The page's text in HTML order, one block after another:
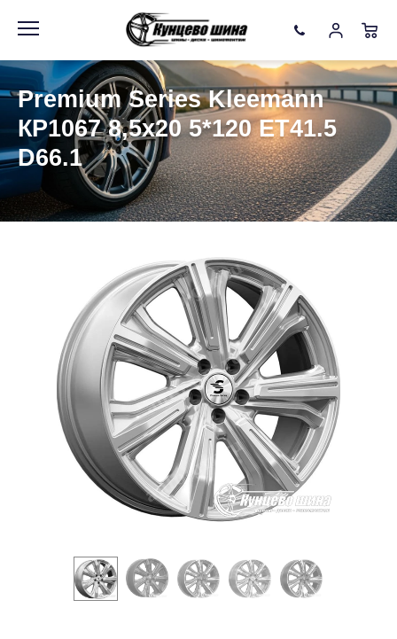
Premium Series Kleemann
КР1067 8,5x20 5*120 ET41.5
D66.1
Информация Фото товара